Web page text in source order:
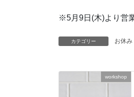
※5月9日(木)より営
カテゴリー お休み
workshop